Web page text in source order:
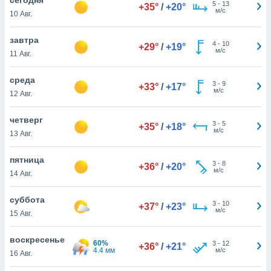
действия
на веб-
основе.
нашей
cookie
в
ВЫ
10 Авг.
+35° / +20° 5- 13
м/с
завтра
11 Авг.
+29° / +19° 4- 10
м/с
среда
12 Авг.
+33° / +17° 3- 9
м/с
четверг
13 Авг.
+35° / +18° 3- 5
м/с
пятница
14 Авг.
+36° / +20° 3- 8
м/с
суббота
15 Авг.
+37° / +23° 3- 10
м/с
воскресенье
16 Авг.
60%
4.4 мм
+36° / +21° 3- 12
м/с